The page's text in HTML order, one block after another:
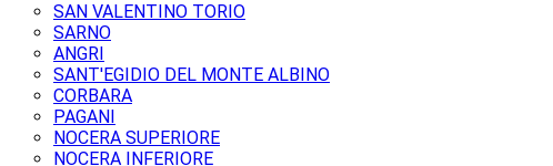
SAN VALENTINO TORIO
SARNO
ANGRI
SANT'EGIDIO DEL MONTE ALBINO
CORBARA
PAGANI
NOCERA SUPERIORE
NOCERA INFERIORE